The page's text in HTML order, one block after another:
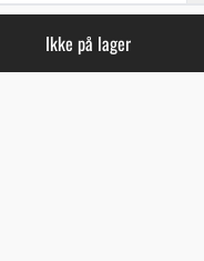
Ikke på lager